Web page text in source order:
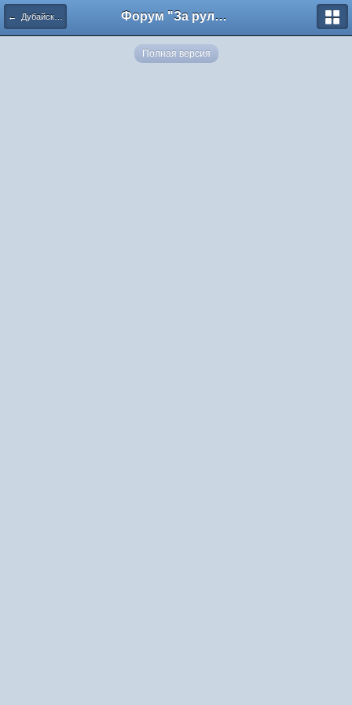
← Дубайские зарисовки Форум "За рулем"
Полная версия